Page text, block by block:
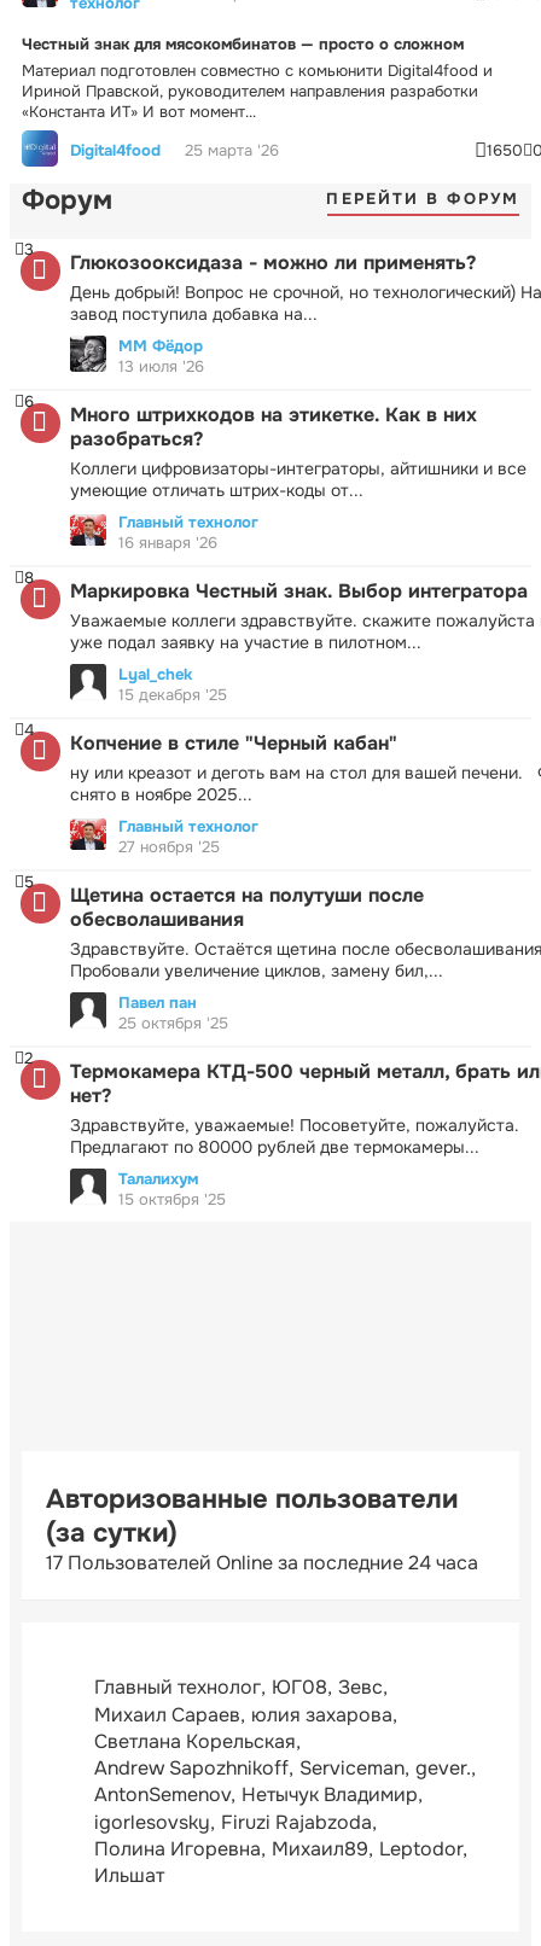
Честный знак для мясокомбинатов — просто о сложном
Материал подготовлен совместно с комьюнити Digital4food и
Ириной Правской, руководителем направления разработки
«Константа ИТ» И вот момент...
Digital4food
25 марта '26 1650
Форум ПЕРЕЙТИ В ФОРУМ
Глюкозооксидаза - можно ли применять?
День добрый! Вопрос не срочной, но технологический) На
завод поступила добавка на...
3
ММ Фёдор
13 июля '26
Много штрихкодов на этикетке. Как в них
разобраться?
Коллеги цифровизаторы-интеграторы, айтишники и все
умеющие отличать штрих-коды от...
6
Главный технолог
16 января '26
Маркировка Честный знак. Выбор интегратора
Уважаемые коллеги здравствуйте. скажите пожалуйста
уже подал заявку на участие в пилотном...
8
Lyal_chek
15 декабря '25
Копчение в стиле "Черный кабан"
ну или креазот и деготь вам на стол для вашей печени.
снято в ноябре 2025...
4
Главный технолог
27 ноября '25
Щетина остается на полутуши после
обесволашивания
Здравствуйте. Остаётся щетина после
Пробовали увеличение циклов, замену бил,...
5
Павел пан
25 октября '25
Термокамера КТД-500 черный металл, брать
нет?
Здравствуйте, уважаемые! Посоветуйте, пожалуйста.
Предлагают по 80000 рублей две термокамеры...
2
Талалихум
15 октября '25
Авторизованные пользователи
(за сутки)
17 Пользователей Online за последние 24 часа
Главный технолог ЮГ08 Зевс
Михаил Сараев юлия захарова
Светлана Корельская
Andrew Sapozhnikoff Serviceman gever.
AntonSemenov Нетычук Владимир
igorlesovsky Firuzi Rajabzoda
Полина Игоревна Михаил89 Leptodor
Ильшат